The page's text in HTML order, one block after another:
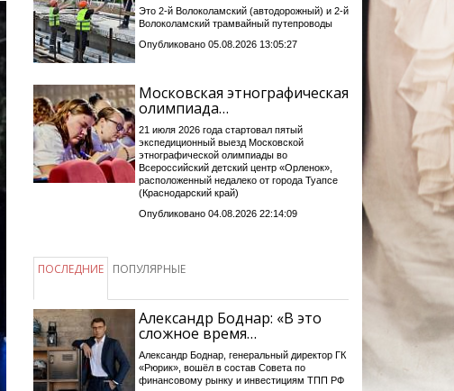
Это 2-й Волоколамский (автодорожный) и 2-й
Волоколамский трамвайный путепроводы
Опубликовано 05.08.2026 13:05:27
Московская этнографическая
олимпиада…
21 июля 2026 года стартовал пятый
экспедиционный выезд Московской
этнографической олимпиады во
Всероссийский детский центр «Орленок»,
расположенный недалеко от города Туапсе
(Краснодарский край)
Опубликовано 04.08.2026 22:14:09
ПОСЛЕДНИЕ ПОПУЛЯРНЫЕ
Александр Боднар: «В это
сложное время…
Александр Боднар, генеральный директор ГК
«Рюрик», вошёл в состав Совета по
финансовому рынку и инвестициям ТПП РФ